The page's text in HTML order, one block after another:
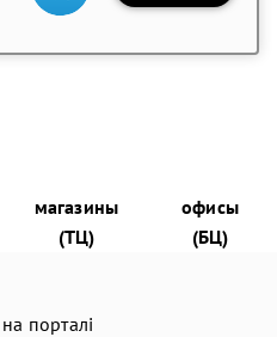
магазины
(ТЦ)
офисы
(БЦ)
порталі